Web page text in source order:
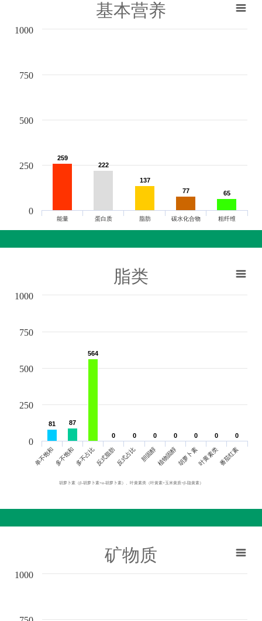
基本营养
259
259
222
222
137
137
77
77 65
65
能量 蛋白质 脂肪 碳水化合物 粗纤维
0
250
500
750
1000
脂类
胡萝卜素（β-胡萝卜素+α-胡萝卜素）、叶黄素类（叶黄素+玉米黄质+β-隐黄素）
81
81 87
87
564
564
0
0 0
0 0
0 0
0 0
0 0
0 0
0
单不饱和多不饱和多不占比反式脂肪反式占比 胆固醇植物固醇胡萝卜素叶黄素类番茄红素
0
250
500
750
1000
矿物质
1000